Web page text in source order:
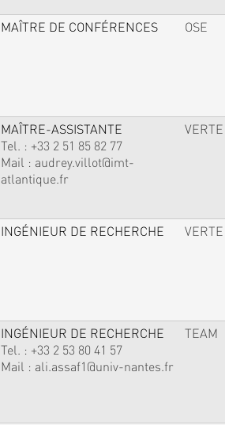
MAÎTRE DE CONFÉRENCES OSE
MAÎTRE-ASSISTANTE
Tel. : +33 2 51 85 82 77
Mail : audrey.villot@imt-
atlantique.fr
VERTE
INGÉNIEUR DE RECHERCHE VERTE
INGÉNIEUR DE RECHERCHE
Tel. : +33 2 53 80 41 57
Mail : ali.assaf1@univ-nantes.fr
TEAM